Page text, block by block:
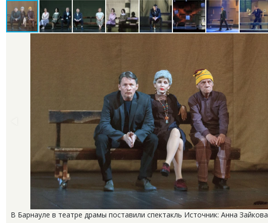
В Барнауле в театре драмы поставили спектакль Источник: Анна Зайкова